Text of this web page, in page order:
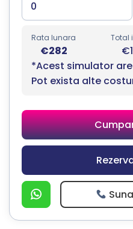
Rata lunara
€282
Total
*Acest simulator
Pot exista alte